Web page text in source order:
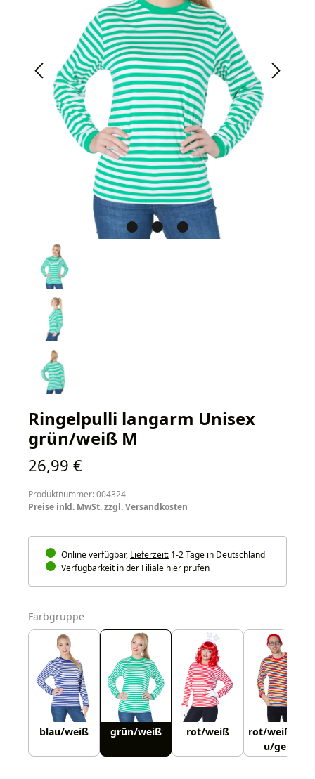
Ringelpulli langarm Unisex
grün/weiß M
Regulärer Preis:
26,99 €
Produktnummer: 004324
Preise inkl. MwSt. zzgl. Versandkosten
Online verfügbar, Lieferzeit: 1-2 Tage in Deutschland
Verfügbarkeit in der Filiale hier prüfen
Farbgruppe
blau/weiß grün/weiß rot/weiß
rot/weiß/bla
u/gelb